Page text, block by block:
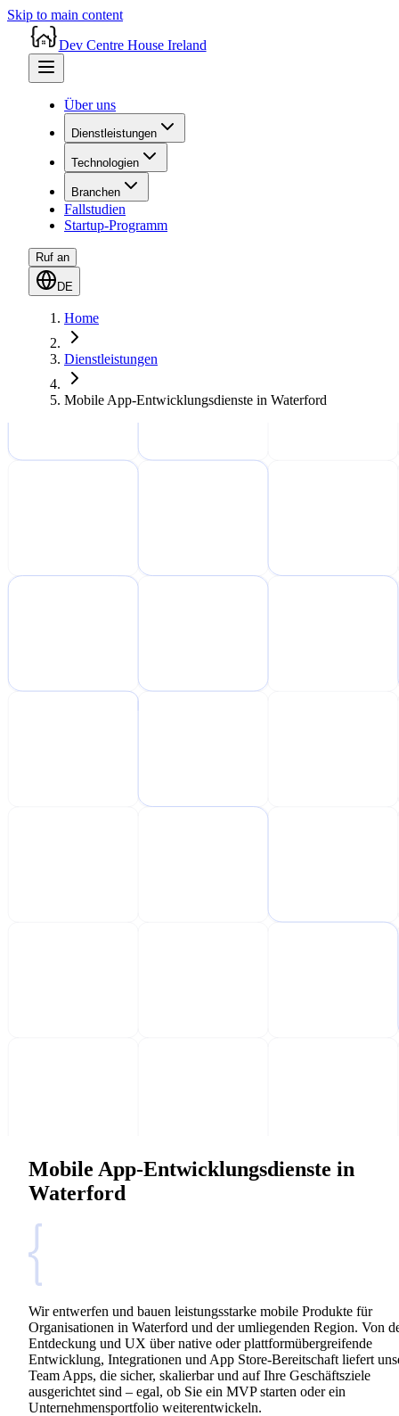
Skip to main content
Dev Centre House Ireland
Über uns
Dienstleistungen
Technologien
Branchen
Fallstudien
Startup-Programm
Ruf an
DE
Home
Dienstleistungen
Mobile App-Entwicklungsdienste in Waterford
Mobile App-Entwicklungsdienste in
Waterford
Wir entwerfen und bauen leistungsstarke mobile Produkte für
Organisationen in Waterford und der umliegenden Region. Von
Entdeckung und UX über native oder plattformübergreifende
Entwicklung, Integrationen und App Store-Bereitschaft liefert
Team Apps, die sicher, skalierbar und auf Ihre Geschäftsziele
ausgerichtet sind – egal, ob Sie ein MVP starten oder ein
Unternehmensportfolio weiterentwickeln.